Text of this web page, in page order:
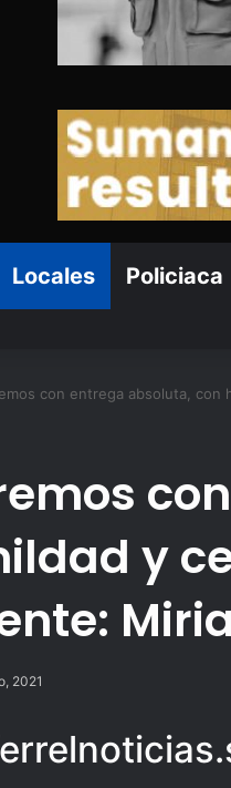
Locales Policiaca
con entrega absoluta, con
y
2021